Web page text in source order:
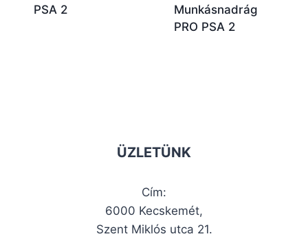
PSA 2
Munkásnadrág
PRO PSA 2
ÜZLETÜNK
Cím:
6000 Kecskemét,
Szent Miklós utca 21.